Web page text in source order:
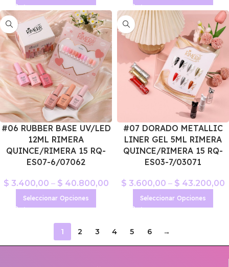
#06 RUBBER BASE UV/LED
12ML RIMERA
QUINCE/RIMERA 15 RQ-
ES07-6/07062
$ 3.400,00 – $ 40.800,00
Seleccionar Opciones
#07 DORADO METALLIC
LINER GEL 5ML RIMERA
QUINCE/RIMERA 15 RQ-
ES03-7/03071
$ 3.600,00 – $ 43.200,00
Seleccionar Opciones
1 2 3 4 5 6 →